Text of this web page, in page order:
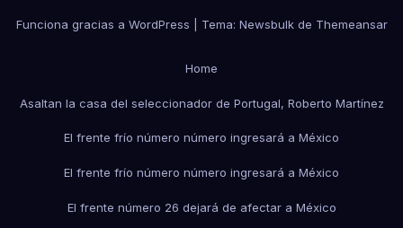
Funciona gracias a WordPress Tema: Newsbulkde Themeansar
Home
Asaltan la casa del seleccionador de Portugal, Roberto Martínez
El frente frío número número ingresará a México
El frente frío número número ingresará a México
El frente número 26 dejará de afectar a México